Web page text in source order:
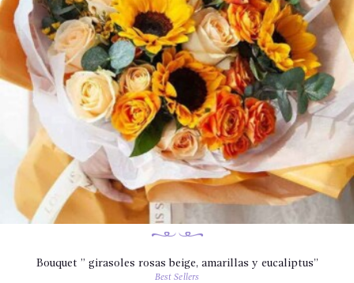
Bouquet ” girasoles rosas beige, amarillas y eucaliptus”
Best Sellers